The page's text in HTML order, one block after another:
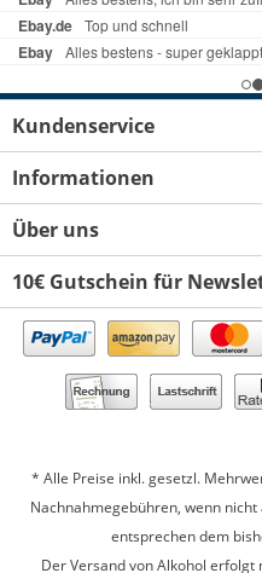
Kundenservice
Informationen
Über uns
10€ Gutschein für
* Alle Preise inkl. gesetzl.
Nachnahmegebühren, wenn
entsprechen dem
Der Versand von Alkohol